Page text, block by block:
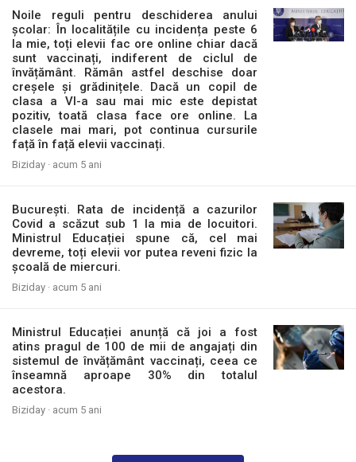
Noile reguli pentru deschiderea anului
școlar: În localitățile cu incidența peste 6
la mie, toți elevii fac ore online chiar dacă
sunt vaccinați, indiferent de ciclul de
învățământ. Rămân astfel deschise doar
creșele și grădinițele. Dacă un copil de
clasa a VI-a sau mai mic este depistat
pozitiv, toată clasa face ore online. La
clasele mai mari, pot continua cursurile
față în față elevii vaccinați.
Biziday · acum 5 ani
București. Rata de incidență a cazurilor
Covid a scăzut sub 1 la mia de locuitori.
Ministrul Educației spune că, cel mai
devreme, toți elevii vor putea reveni fizic la
școală de miercuri.
Biziday · acum 5 ani
Ministrul Educației anunță că joi a fost
atins pragul de 100 de mii de angajați din
sistemul de învățământ vaccinați, ceea ce
înseamnă aproape 30% din totalul
acestora.
Biziday · acum 5 ani